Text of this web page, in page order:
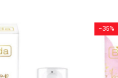
−35%